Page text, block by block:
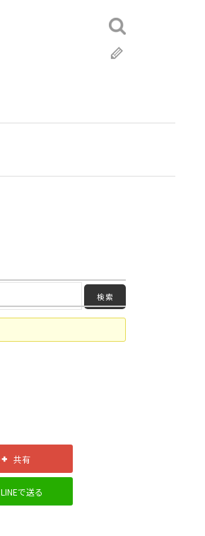
検
索:
共有
LINEで送る